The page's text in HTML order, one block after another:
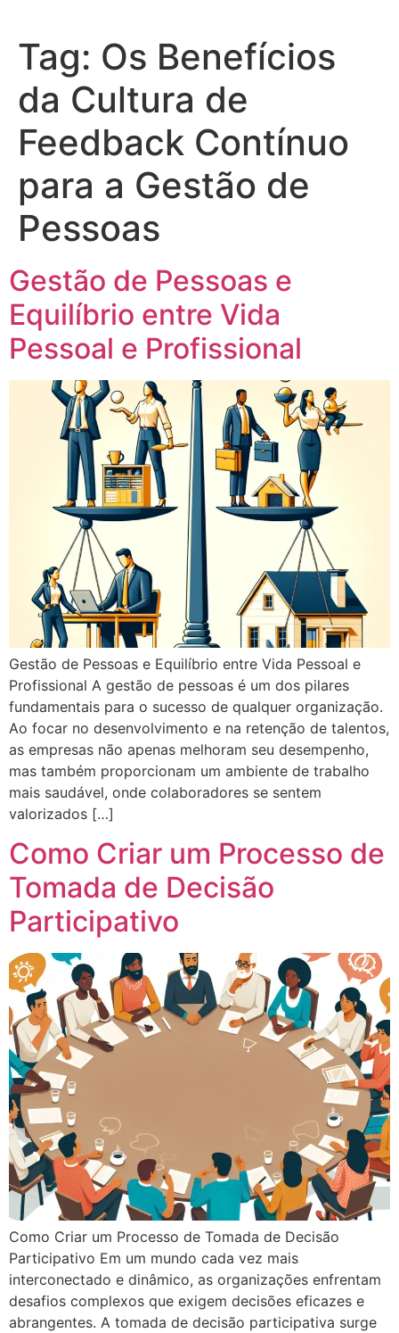
Tag: Os Benefícios
da Cultura de
Feedback Contínuo
para a Gestão de
Pessoas
Gestão de Pessoas e
Equilíbrio entre Vida
Pessoal e Profissional
Gestão de Pessoas e Equilíbrio entre Vida Pessoal e
Profissional A gestão de pessoas é um dos pilares
fundamentais para o sucesso de qualquer organização.
Ao focar no desenvolvimento e na retenção de talentos,
as empresas não apenas melhoram seu desempenho,
mas também proporcionam um ambiente de trabalho
mais saudável, onde colaboradores se sentem
valorizados […]
Como Criar um Processo de
Tomada de Decisão
Participativo
Como Criar um Processo de Tomada de Decisão
Participativo Em um mundo cada vez mais
interconectado e dinâmico, as organizações enfrentam
desafios complexos que exigem decisões eficazes e
abrangentes. A tomada de decisão participativa surge